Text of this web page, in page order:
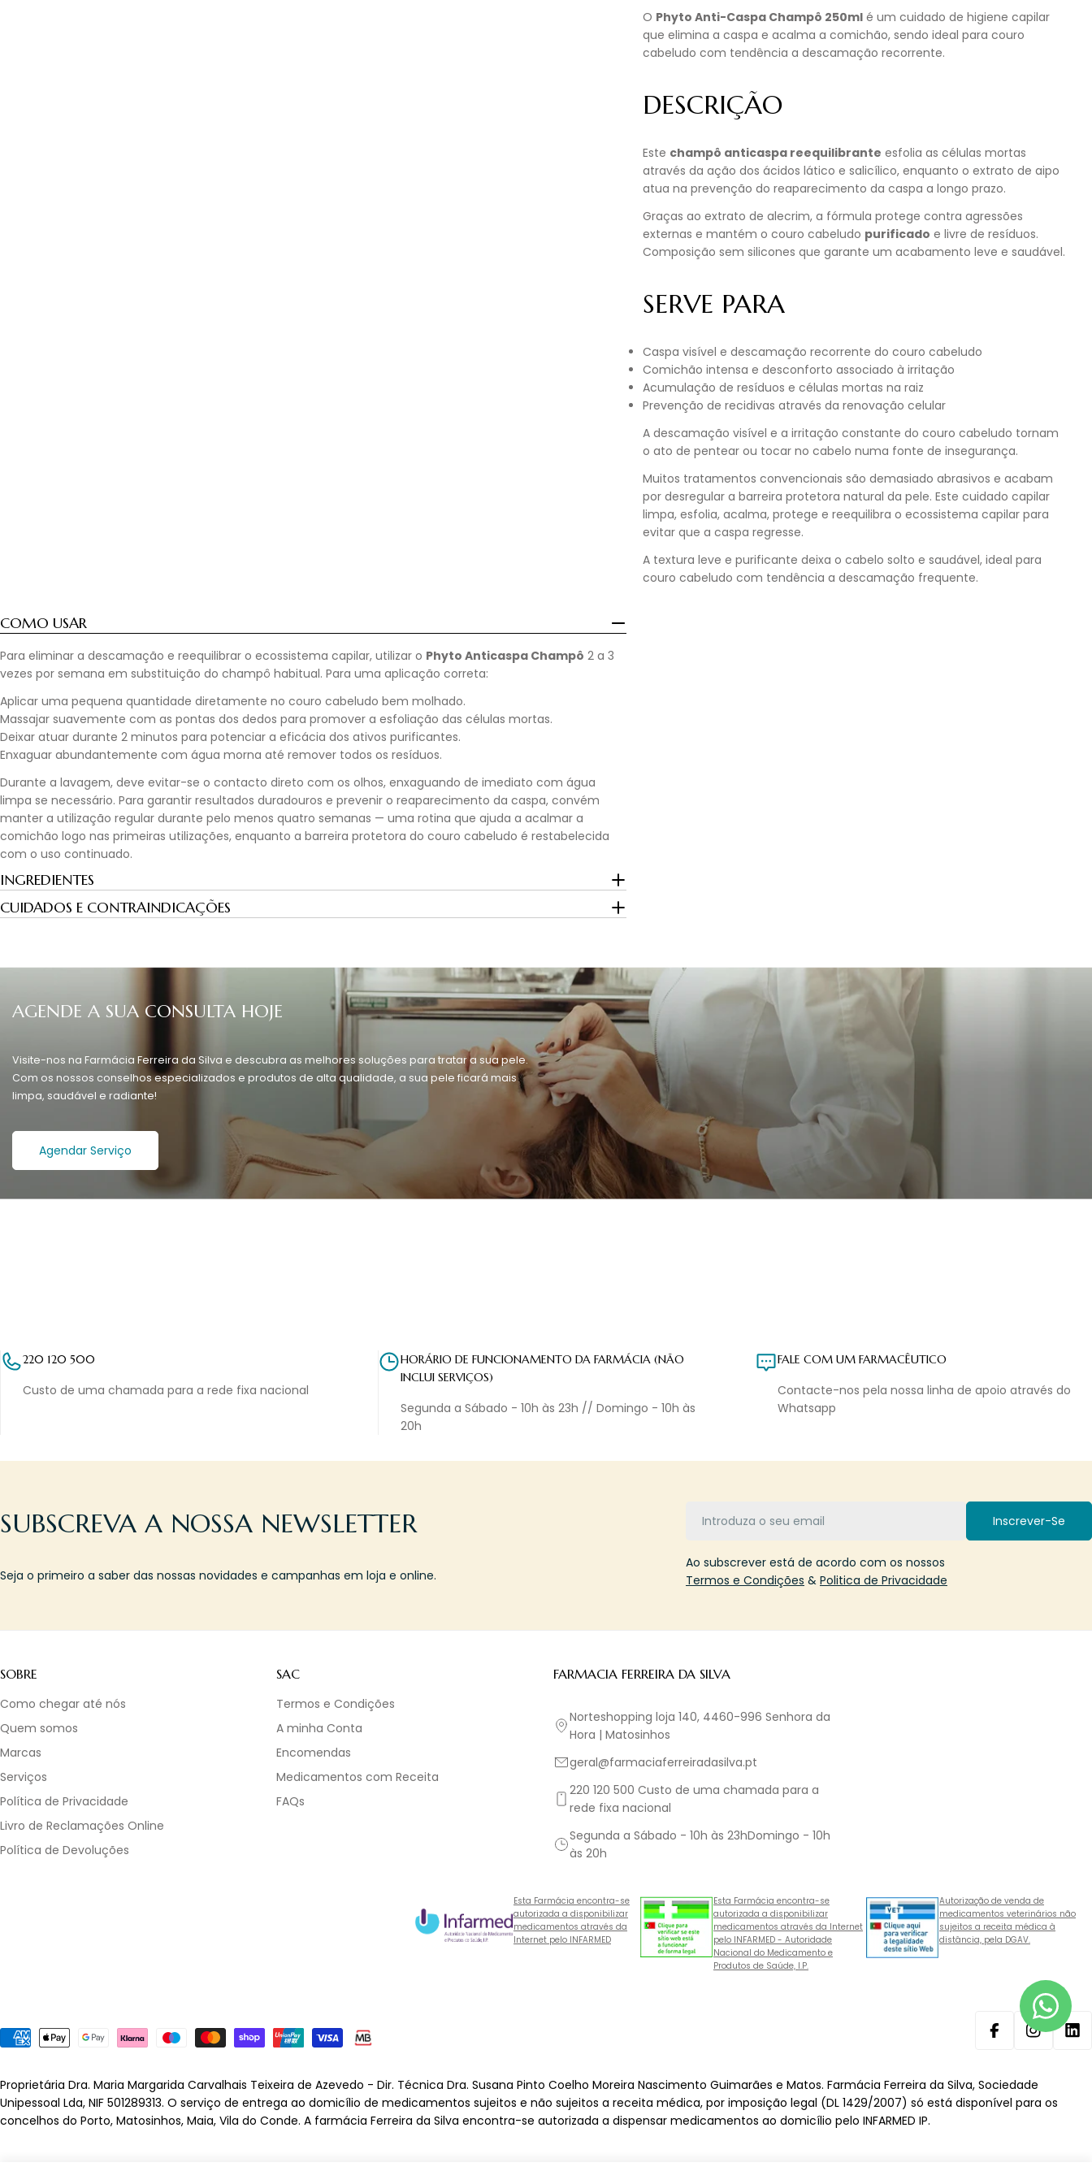
O Phyto Anti-Caspa Champô 250ml é um cuidado de higiene capilar
que elimina a caspa e acalma a comichão, sendo ideal para couro
cabeludo com tendência a descamação recorrente.
DESCRIÇÃO
Este champô anticaspa reequilibrante esfolia as células mortas
através da ação dos ácidos lático e salicílico, enquanto o extrato de aipo
atua na prevenção do reaparecimento da caspa a longo prazo.
Graças ao extrato de alecrim, a fórmula protege contra agressões
externas e mantém o couro cabeludo purificado e livre de resíduos.
Composição sem silicones que garante um acabamento leve e saudável.
SERVE PARA
Caspa visível e descamação recorrente do couro cabeludo
Comichão intensa e desconforto associado à irritação
Acumulação de resíduos e células mortas na raiz
Prevenção de recidivas através da renovação celular
A descamação visível e a irritação constante do couro cabeludo tornam
o ato de pentear ou tocar no cabelo numa fonte de insegurança.
Muitos tratamentos convencionais são demasiado abrasivos e acabam
por desregular a barreira protetora natural da pele. Este cuidado capilar
limpa, esfolia, acalma, protege e reequilibra o ecossistema capilar para
evitar que a caspa regresse.
A textura leve e purificante deixa o cabelo solto e saudável, ideal para
couro cabeludo com tendência a descamação frequente.
COMO USAR
Para eliminar a descamação e reequilibrar o ecossistema capilar, utilizar o Phyto Anticaspa Champô 2 a 3
vezes por semana em substituição do champô habitual. Para uma aplicação correta:
Aplicar uma pequena quantidade diretamente no couro cabeludo bem molhado.
Massajar suavemente com as pontas dos dedos para promover a esfoliação das células mortas.
Deixar atuar durante 2 minutos para potenciar a eficácia dos ativos purificantes.
Enxaguar abundantemente com água morna até remover todos os resíduos.
Durante a lavagem, deve evitar-se o contacto direto com os olhos, enxaguando de imediato com água
limpa se necessário. Para garantir resultados duradouros e prevenir o reaparecimento da caspa, convém
manter a utilização regular durante pelo menos quatro semanas — uma rotina que ajuda a acalmar a
comichão logo nas primeiras utilizações, enquanto a barreira protetora do couro cabeludo é restabelecida
com o uso continuado.
INGREDIENTES
CUIDADOS E CONTRAINDICAÇÕES
AGENDE A SUA CONSULTA HOJE
Visite-nos na Farmácia Ferreira da Silva e descubra as melhores soluções para tratar a sua pele.
Com os nossos conselhos especializados e produtos de alta qualidade, a sua pele ficará mais
limpa, saudável e radiante!
Agendar Serviço
220 120 500
Custo de uma chamada para a rede fixa nacional
HORÁRIO DE FUNCIONAMENTO DA FARMÁCIA (NÃO
INCLUI SERVIÇOS)
Segunda a Sábado - 10h às 23h // Domingo - 10h às
20h
FALE COM UM FARMACÊUTICO
Contacte-nos pela nossa linha de apoio através do
Whatsapp
SUBSCREVA A NOSSA NEWSLETTER
Seja o primeiro a saber das nossas novidades e campanhas em loja e online.
Inscrever-Se
Ao subscrever está de acordo com os nossos
Termos e Condições & Politica de Privacidade
SOBRE
Como chegar até nós
Quem somos
Marcas
Serviços
Política de Privacidade
Livro de Reclamações Online
Política de Devoluções
SAC
Termos e Condições
A minha Conta
Encomendas
Medicamentos com Receita
FAQs
FARMACIA FERREIRA DA SILVA
Norteshopping loja 140, 4460-996 Senhora da
Hora | Matosinhos
geral@farmaciaferreiradasilva.pt
220 120 500 Custo de uma chamada para a
rede fixa nacional
Segunda a Sábado - 10h às 23hDomingo - 10h
às 20h
Esta Farmácia encontra-se
autorizada a disponibilizar
medicamentos através da
Internet pelo INFARMED
Esta Farmácia encontra-se
autorizada a disponibilizar
medicamentos através da Internet
pelo INFARMED - Autoridade
Nacional do Medicamento e
Produtos de Saúde, I.P.
Autorização de venda de
medicamentos veterinários não
sujeitos a receita médica à
distância, pela DGAV.
Métodos
de
FacebookInstagram
Proprietária Dra. Maria Margarida Carvalhais Teixeira de Azevedo - Dir. Técnica Dra. Susana Pinto Coelho Moreira Nascimento Guimarães e Matos. Farmácia Ferreira da Silva, Sociedade
Unipessoal Lda, NIF 501289313. O serviço de entrega ao domicílio de medicamentos sujeitos e não sujeitos a receita médica, por imposição legal (DL 1429/2007) só está disponível para os
concelhos do Porto, Matosinhos, Maia, Vila do Conde. A farmácia Ferreira da Silva encontra-se autorizada a dispensar medicamentos ao domicílio pelo INFARMED IP.